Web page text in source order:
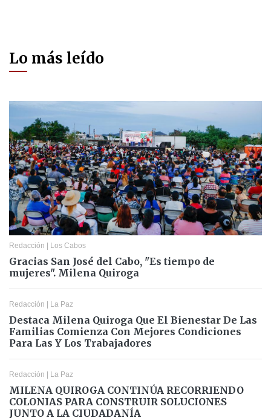
Lo más leído
Redacción | Los Cabos
Gracias San José del Cabo, "Es tiempo de
mujeres". Milena Quiroga
Redacción | La Paz
Destaca Milena Quiroga Que El Bienestar De Las
Familias Comienza Con Mejores Condiciones
Para Las Y Los Trabajadores
Redacción | La Paz
MILENA QUIROGA CONTINÚA RECORRIENDO
COLONIAS PARA CONSTRUIR SOLUCIONES
JUNTO A LA CIUDADANÍA